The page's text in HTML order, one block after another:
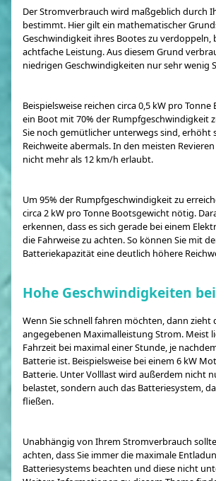
Der Stromverbrauch wird maßgeblich durch
bestimmt. Hier gilt ein mathematischer
Geschwindigkeit ihres Bootes zu verdoppeln,
achtfache Leistung. Aus diesem Grund
niedrigen Geschwindigkeiten nur sehr wenig
Beispielsweise reichen circa 0,5 kW pro
ein Boot mit 70% der Rumpfgeschwindigkeit
Sie noch gemütlicher unterwegs sind, erhöht
Reichweite abermals. In den meisten
nicht mehr als 12 km/h erlaubt.
Um 95% der Rumpfgeschwindigkeit zu
circa 2 kW pro Tonne Bootsgewicht nötig.
erkennen, dass es sich gerade bei einem
die Fahrweise zu achten. So können Sie mit
Batteriekapazität eine deutlich höhere
Hohe Geschwindigkeiten
Wenn Sie schnell fahren möchten, dann
angegebenen Maximalleistung Strom. Meist
Fahrzeit bei maximal einer Stunde, je
Batterie ist. Beispielsweise bei einem 6 kW
Batterie. Unter Volllast wird außerdem nicht
belastet, sondern auch das Batteriesystem,
fließen.
Unabhängig von Ihrem Stromverbrauch
achten, dass Sie immer die maximale
Batteriesystems beachten und diese nicht